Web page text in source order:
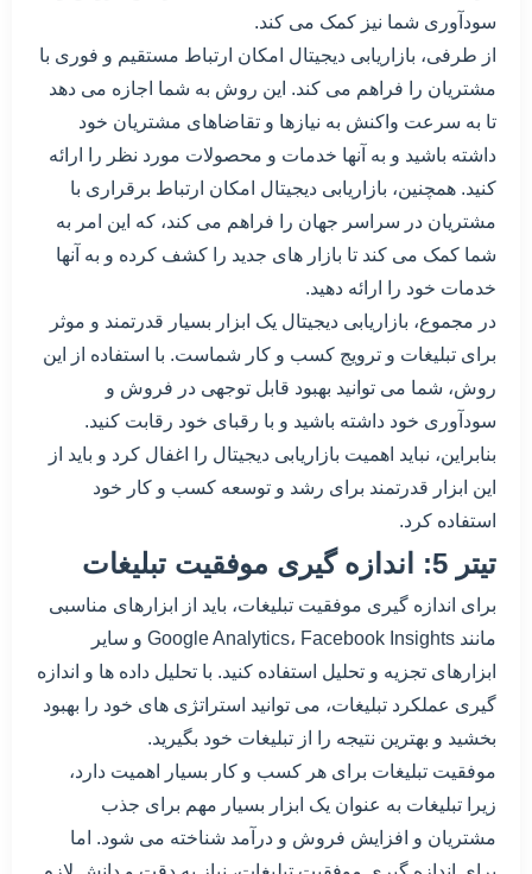
سودآوری شما نیز کمک می کند.
از طرفی، بازاریابی دیجیتال امکان ارتباط مستقیم و فوری با
مشتریان را فراهم می کند. این روش به شما اجازه می دهد
تا به سرعت واکنش به نیازها و تقاضاهای مشتریان خود
داشته باشید و به آنها خدمات و محصولات مورد نظر را ارائه
کنید. همچنین، بازاریابی دیجیتال امکان ارتباط برقراری با
مشتریان در سراسر جهان را فراهم می کند، که این امر به
شما کمک می کند تا بازار های جدید را کشف کرده و به آنها
خدمات خود را ارائه دهید.
در مجموع، بازاریابی دیجیتال یک ابزار بسیار قدرتمند و موثر
برای تبلیغات و ترویج کسب و کار شماست. با استفاده از این
روش، شما می توانید بهبود قابل توجهی در فروش و
سودآوری خود داشته باشید و با رقبای خود رقابت کنید.
بنابراین، نباید اهمیت بازاریابی دیجیتال را اغفال کرد و باید از
این ابزار قدرتمند برای رشد و توسعه کسب و کار خود
استفاده کرد.
تیتر 5: اندازه گیری موفقیت تبلیغات
برای اندازه گیری موفقیت تبلیغات، باید از ابزارهای مناسبی
مانند Google Analytics، Facebook Insights و سایر
ابزارهای تجزیه و تحلیل استفاده کنید. با تحلیل داده ها و اندازه
گیری عملکرد تبلیغات، می توانید استراتژی های خود را بهبود
بخشید و بهترین نتیجه را از تبلیغات خود بگیرید.
موفقیت تبلیغات برای هر کسب و کار بسیار اهمیت دارد،
زیرا تبلیغات به عنوان یک ابزار بسیار مهم برای جذب
مشتریان و افزایش فروش و درآمد شناخته می شود. اما